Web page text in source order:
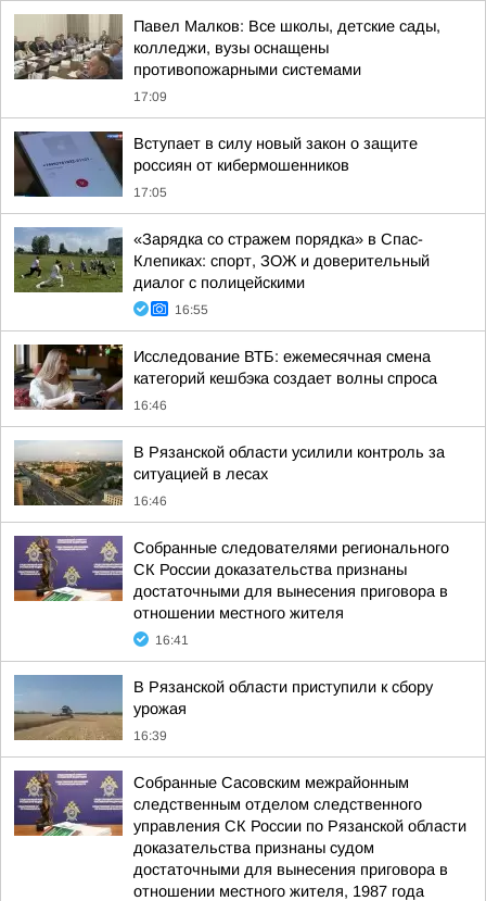
Павел Малков: Все школы, детские сады,
колледжи, вузы оснащены
противопожарными системами
17:09
Вступает в силу новый закон о защите
россиян от кибермошенников
17:05
«Зарядка со стражем порядка» в Спас-
Клепиках: спорт, ЗОЖ и доверительный
диалог с полицейскими
16:55
Исследование ВТБ: ежемесячная смена
категорий кешбэка создает волны спроса
16:46
В Рязанской области усилили контроль за
ситуацией в лесах
16:46
Собранные следователями регионального
СК России доказательства признаны
достаточными для вынесения приговора в
отношении местного жителя
16:41
В Рязанской области приступили к сбору
урожая
16:39
Собранные Сасовским межрайонным
следственным отделом следственного
управления СК России по Рязанской области
доказательства признаны судом
достаточными для вынесения приговора в
отношении местного жителя, 1987 года